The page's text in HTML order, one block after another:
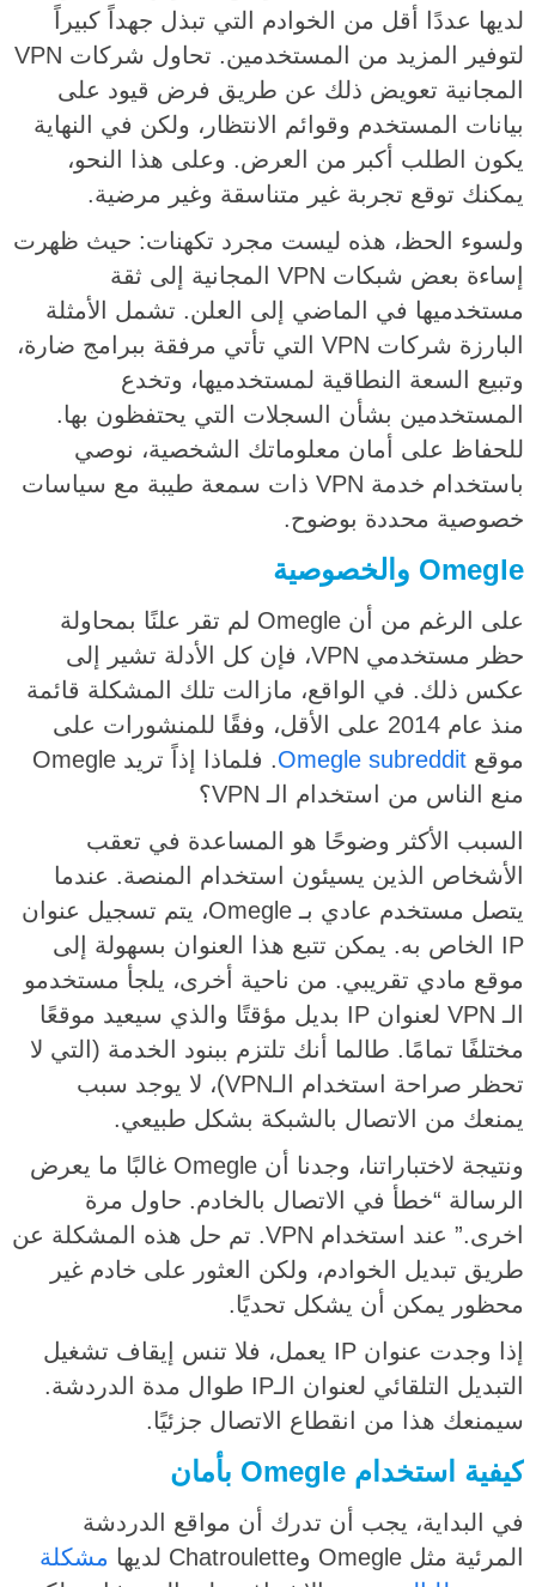
لديها عددًا أقل من الخوادم التي تبذل جهداً كبيراً
لتوفير المزيد من المستخدمين. تحاول شركات VPN
المجانية تعويض ذلك عن طريق فرض قيود على
بيانات المستخدم وقوائم الانتظار، ولكن في النهاية
يكون الطلب أكبر من العرض. وعلى هذا النحو،
يمكنك توقع تجربة غير متناسقة وغير مرضية.
ولسوء الحظ، هذه ليست مجرد تكهنات: حيث ظهرت
إساءة بعض شبكات VPN المجانية إلى ثقة
مستخدميها في الماضي إلى العلن. تشمل الأمثلة
البارزة شركات VPN التي تأتي مرفقة ببرامج ضارة،
وتبيع السعة النطاقية لمستخدميها، وتخدع
المستخدمين بشأن السجلات التي يحتفظون بها.
للحفاظ على أمان معلوماتك الشخصية، نوصي
باستخدام خدمة VPN ذات سمعة طيبة مع سياسات
خصوصية محددة بوضوح.
Omegle والخصوصية
على الرغم من أن Omegle لم تقر علنًا بمحاولة
حظر مستخدمي VPN، فإن كل الأدلة تشير إلى
عكس ذلك. في الواقع، مازالت تلك المشكلة قائمة
منذ عام 2014 على الأقل، وفقًا للمنشورات على
موقع
. فلماذا إذاً تريد Omegle
منع الناس من استخدام الـ VPN؟
السبب الأكثر وضوحًا هو المساعدة في تعقب
الأشخاص الذين يسيئون استخدام المنصة. عندما
يتصل مستخدم عادي بـ Omegle، يتم تسجيل عنوان
IP الخاص به. يمكن تتبع هذا العنوان بسهولة إلى
موقع مادي تقريبي. من ناحية أخرى، يلجأ مستخدمو
الـ VPN لعنوان IP بديل مؤقتًا والذي سيعيد موقعًا
مختلفًا تمامًا. طالما أنك تلتزم ببنود الخدمة (التي لا
تحظر صراحة استخدام الـVPN)، لا يوجد سبب
يمنعك من الاتصال بالشبكة بشكل طبيعي.
ونتيجة لاختباراتنا، وجدنا أن Omegle غالبًا ما يعرض
الرسالة “خطأ في الاتصال بالخادم. حاول مرة
اخرى.” عند استخدام VPN. تم حل هذه المشكلة عن
طريق تبديل الخوادم، ولكن العثور على خادم غير
محظور يمكن أن يشكل تحديًا.
إذا وجدت عنوان IP يعمل، فلا تنس إيقاف تشغيل
التبديل التلقائي لعنوان الـIP طوال مدة الدردشة.
سيمنعك هذا من انقطاع الاتصال جزئيًا.
كيفية استخدام Omegle بأمان
في البداية، يجب أن تدرك أن مواقع الدردشة
المرئية مثل Omegle وChatroulette لديها
مشكلة